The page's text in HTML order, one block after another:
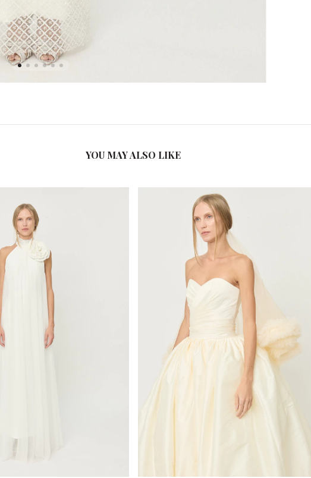
YOU MAY ALSO LIKE